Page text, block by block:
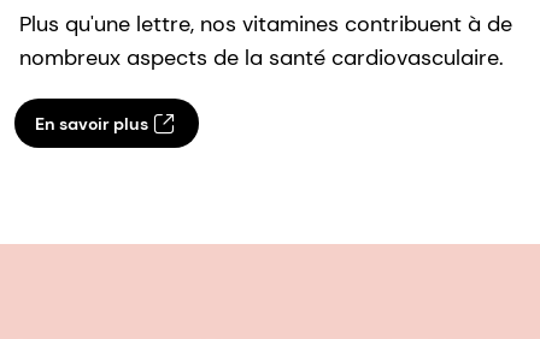
Plus qu'une lettre, nos vitamines contribuent à de
nombreux aspects de la santé cardiovasculaire.
En savoir plus